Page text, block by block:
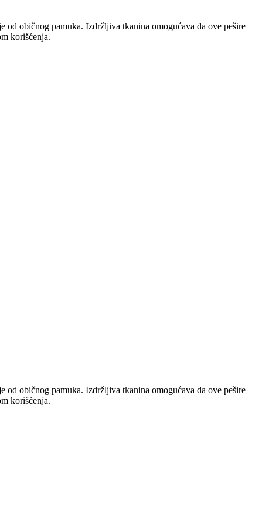
običnog pamuka. Izdržljiva tkanina omogućava da ove pešire
korišćenja.
običnog pamuka. Izdržljiva tkanina omogućava da ove pešire
korišćenja.